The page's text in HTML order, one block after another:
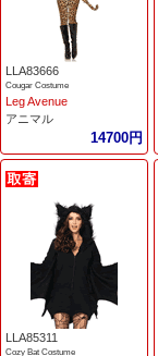
LLA83666
Cougar Costume
Leg Avenue
アニマル
14700円
LLA85311
Cozy Bat Costume